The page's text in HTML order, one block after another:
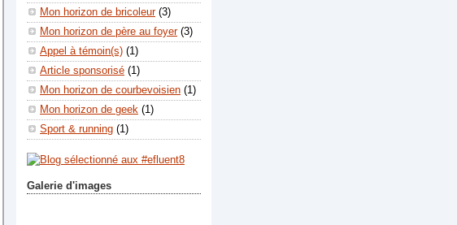
Mon horizon de bricoleur (3)
Mon horizon de père au foyer (3)
Appel à témoin(s) (1)
Article sponsorisé (1)
Mon horizon de courbevoisien (1)
Mon horizon de geek (1)
Sport & running (1)
Galerie d'images